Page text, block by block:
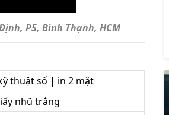
P5, Bình Thạnh, HCM
thuật số | in 2 mặt
nhũ trắng